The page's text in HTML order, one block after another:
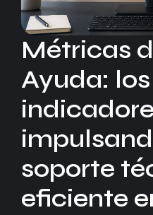
Métricas
Ayuda: los
soporte
eficiente